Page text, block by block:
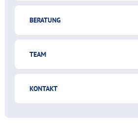
BERATUNG
TEAM
KONTAKT